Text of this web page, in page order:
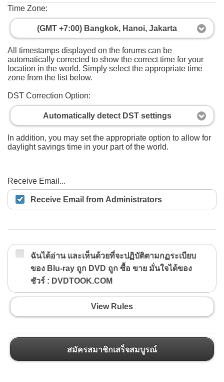
Time Zone:
(GMT +7:00) Bangkok, Hanoi, Jakarta
All timestamps displayed on the forums can be
automatically corrected to show the correct time for your
location in the world. Simply select the appropriate time
zone from the list below.
DST Correction Option:
Automatically detect DST settings
In addition, you may set the appropriate option to allow for
daylight savings time in your part of the world.
Receive Email...
Receive Email from Administrators
ฉันได้อ่าน และเห็นด้วยที่จะปฏิบัติตามกฏระเบียบ
ของ Blu-ray ถูก DVD ถูก ซื้อ ขาย มั่นใจได้ของ
ชัวร์ : DVDTOOK.COM
View Rules
สมัครสมาชิกเสร็จสมบูรณ์